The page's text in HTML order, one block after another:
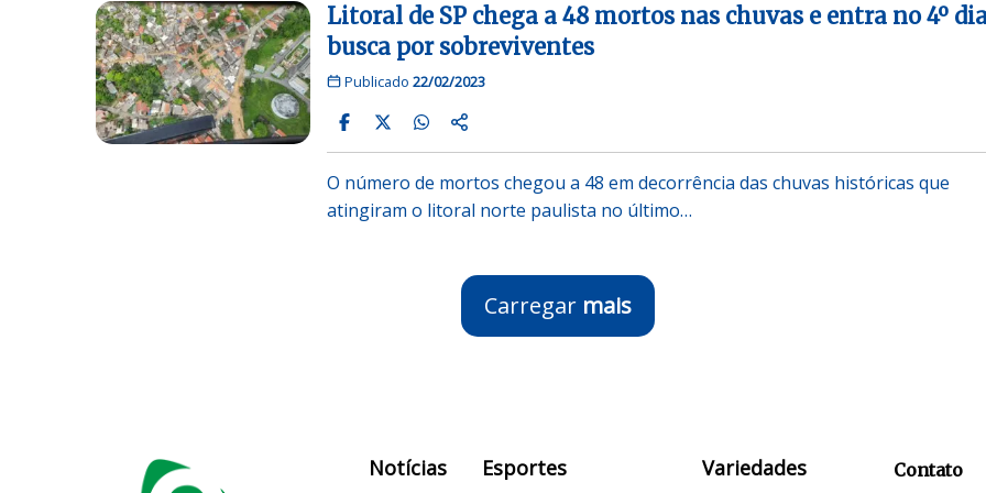
Litoral de SP chega a 48 mortos nas chuvas e entra no 4º
busca por sobreviventes
Publicado 22/02/2023
O número de mortos chegou a 48 em decorrência das chuvas históricas que
atingiram o litoral norte paulista no último…
Carregar mais
Notícias Esportes Variedades Contato